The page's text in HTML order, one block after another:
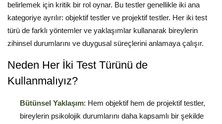
belirlemek için kritik bir rol oynar. Bu testler genellikle iki ana
kategoriye ayrılır: objektif testler ve projektif testler. Her iki test
türü de farklı yöntemler ve yaklaşımlar kullanarak bireylerin
zihinsel durumlarını ve duygusal süreçlerini anlamaya çalışır.
Neden Her İki Test Türünü de
Kullanmalıyız?
Bütünsel Yaklaşım: Hem objektif hem de projektif testler,
bireylerin psikolojik durumlarını daha kapsamlı bir şekilde